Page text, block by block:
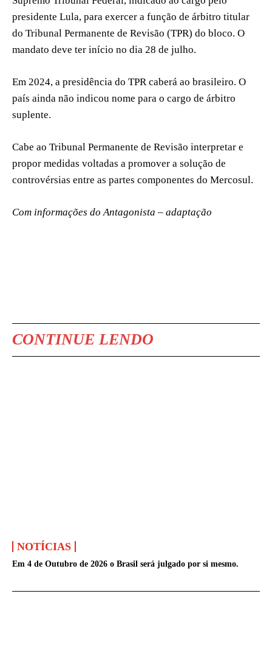
presidente Lula, para exercer a função de árbitro titular
do Tribunal Permanente de Revisão (TPR) do bloco. O
mandato deve ter início no dia 28 de julho.
Em 2024, a presidência do TPR caberá ao brasileiro. O
país ainda não indicou nome para o cargo de árbitro
suplente.
Cabe ao Tribunal Permanente de Revisão interpretar e
propor medidas voltadas a promover a solução de
controvérsias entre as partes componentes do Mercosul.
Com informações do Antagonista – adaptação
CONTINUE LENDO
NOTÍCIAS
Em 4 de Outubro de 2026 o Brasil será julgado por si mesmo.